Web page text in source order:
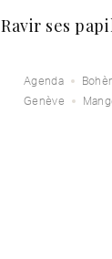
Ravir ses
Agenda
Genève